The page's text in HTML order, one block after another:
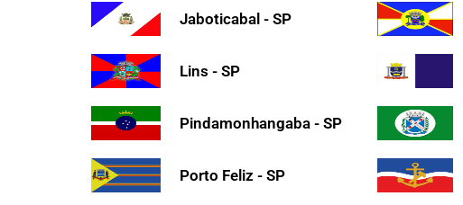
Jaboticabal - SP
Lins - SP
Pindamonhangaba - SP
Porto Feliz - SP